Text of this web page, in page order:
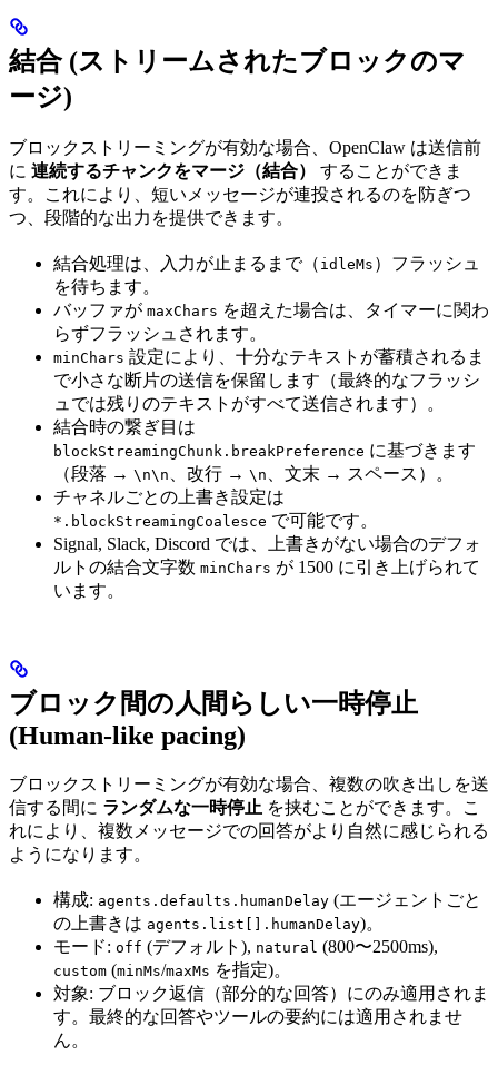
結合 (ストリームされたブロックのマ
ージ)
ブロックストリーミングが有効な場合、OpenClaw は送信前
に 連続するチャンクをマージ（結合）
することができま
す。これにより、短いメッセージが連投されるのを防ぎつ
つ、段階的な出力を提供できます。
結合処理は、入力が止まるまで（ idleMs ）フラッシュ
を待ちます。
バッファが maxChars を超えた場合は、タイマーに関わ
らずフラッシュされます。
minChars 設定により、十分なテキストが蓄積されるま
で小さな断片の送信を保留します（最終的なフラッシ
ュでは残りのテキストがすべて送信されます）。
結合時の繋ぎ目は
blockStreamingChunk.breakPreference に基づきます
（段落 → \n\n 、改行 → \n
、文末 → スペース）。
チャネルごとの上書き設定は
*.blockStreamingCoalesce で可能です。
Signal, Slack, Discord では、上書きがない場合のデフォ
ルトの結合文字数 minChars が 1500 に引き上げられて
います。
ブロック間の人間らしい一時停止
(Human-like pacing)
ブロックストリーミングが有効な場合、複数の吹き出しを送
信する間に ランダムな一時停止 を挟むことができます。こ
れにより、複数メッセージでの回答がより自然に感じられる
ようになります。
構成: agents.defaults.humanDelay (エージェントごと
の上書きは agents.list[].humanDelay)。
モード: off (デフォルト), natural (800〜2500ms),
custom (minMs/maxMs を指定)。
対象: ブロック返信（部分的な回答）にのみ適用されま
す。最終的な回答やツールの要約には適用されませ
ん。